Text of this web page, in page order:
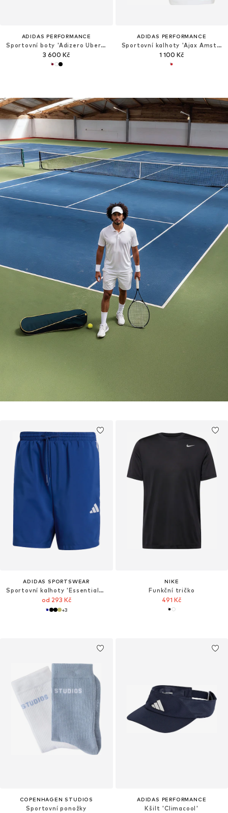
ADIDAS PERFORMANCE
Sportovní boty 'Adizero Ubersonic 5 Clay'
3 600 Kč
ADIDAS PERFORMANCE
Sportovní kalhoty 'Ajax Amsterdam 26/27'
1 100 Kč
ADIDAS SPORTSWEAR
Sportovní kalhoty 'Essentials Chelsea'
od 293 Kč
+3
NIKE
Funkční tričko
491 Kč
COPENHAGEN STUDIOS
Sportovní ponožky
ADIDAS PERFORMANCE
Kšilt 'Climacool'